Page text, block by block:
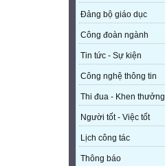
Đảng bộ giáo dục
Công đoàn ngành
Tin tức - Sự kiện
Công nghệ thông tin
Thi đua - Khen thưởng
Người tốt - Việc tốt
Lịch công tác
Thông báo